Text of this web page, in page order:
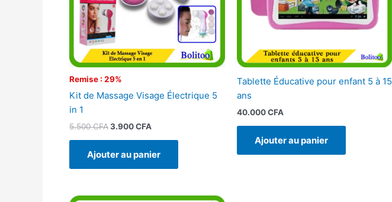
Remise : 29%
Kit de Massage Visage Électrique 5
in 1
5.500CFA3.900CFA
Ajouter au panier
Tablette Éducative pour enfant 5 à 15
ans
40.000CFA
Ajouter au panier